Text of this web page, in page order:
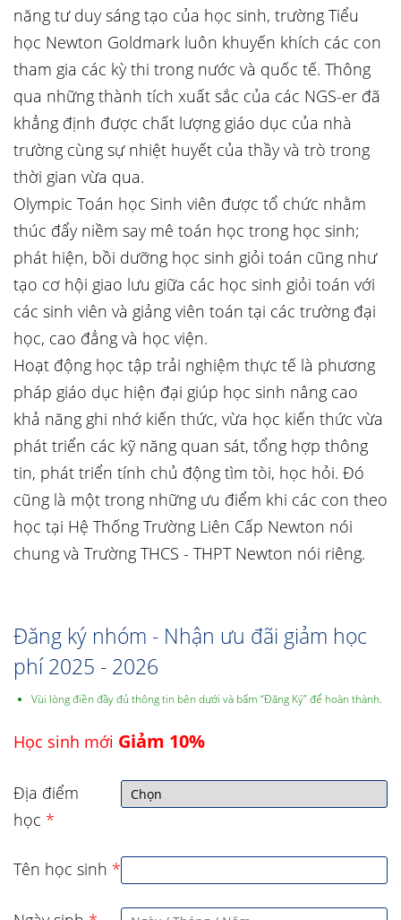
năng tư duy sáng tạo của học sinh, trường Tiểu
học Newton Goldmark luôn khuyến khích các con
tham gia các kỳ thi trong nước và quốc tế. Thông
qua những thành tích xuất sắc của các NGS-er đã
khẳng định được chất lượng giáo dục của nhà
trường cùng sự nhiệt huyết của thầy và trò trong
thời gian vừa qua.
Olympic Toán học Sinh viên được tổ chức nhằm
thúc đẩy niềm say mê toán học trong học sinh;
phát hiện, bồi dưỡng học sinh giỏi toán cũng như
tạo cơ hội giao lưu giữa các học sinh giỏi toán với
các sinh viên và giảng viên toán tại các trường đại
học, cao đẳng và học viện.
Hoạt động học tập trải nghiệm thực tế là phương
pháp giáo dục hiện đại giúp học sinh nâng cao
khả năng ghi nhớ kiến thức, vừa học kiến thức vừa
phát triển các kỹ năng quan sát, tổng hợp thông
tin, phát triển tính chủ động tìm tòi, học hỏi. Đó
cũng là một trong những ưu điểm khi các con theo
học tại Hệ Thống Trường Liên Cấp Newton nói
chung và Trường THCS - THPT Newton nói riêng.
Đăng ký nhóm - Nhận ưu đãi giảm học
phí 2025 - 2026
Vùi lòng điền đầy đủ thông tin bên dưới và bấm “Đăng Ký” để hoàn thành.
Học sinh mới Giảm 10%
Địa điểm
học *
Tên học sinh *